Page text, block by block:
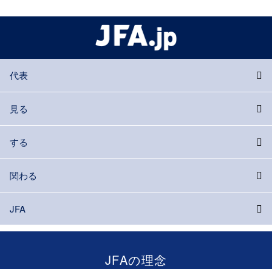
代表
見る
する
関わる
JFA
JFAの理念